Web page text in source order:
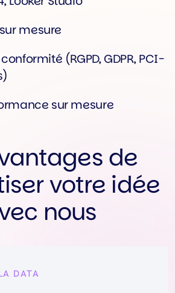
mesure
(RGPD, GDPR, PCI-
sur mesure
votre idée
nous
DATA